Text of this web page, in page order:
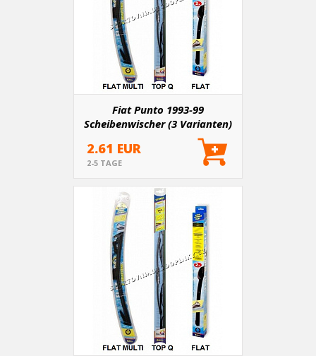
Fiat Punto 1993-99
Scheibenwischer (3 Varianten)
2.61 EUR
2-5 TAGE